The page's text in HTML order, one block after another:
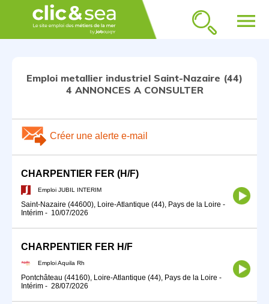
menu
Emploi metallier industriel Saint-Nazaire (44)
4 ANNONCES A CONSULTER
Créer une alerte e-mail
CHARPENTIER FER (H/F)
Emploi JUBIL INTERIM
Saint-Nazaire (44600), Loire-Atlantique (44), Pays de la Loire -
Intérim - 10/07/2026
CHARPENTIER FER H/F
Emploi Aquila Rh
Pontchâteau (44160), Loire-Atlantique (44), Pays de la Loire -
Intérim - 28/07/2026